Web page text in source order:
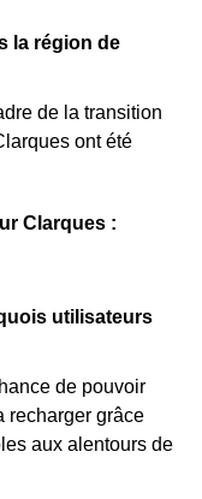
la région de
de la transition
ont été
Clarques :
utilisateurs
de pouvoir
recharger grâce
aux alentours de